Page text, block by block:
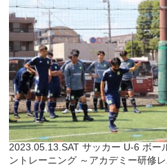
2023.05.13.SAT サッカー U-6 ボー
ントレーニング ～アカデミー研修